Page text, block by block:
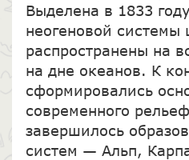
Выделена в 1833
неогеновой системы
распространены на
на дне океанов. К
сформировались
современного
завершилось
систем — Альп,